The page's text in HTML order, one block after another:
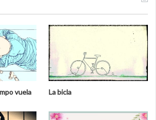
vuela La bicla